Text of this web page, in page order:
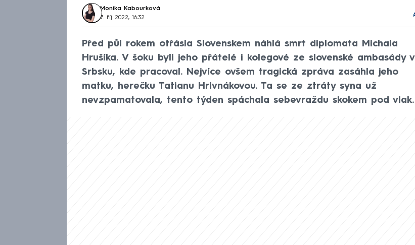
Monika Kabourková
7. říj 2022, 16:32
Před půl rokem otřásla Slovenskem náhlá smrt diplomata Michala
Hrušíka. V šoku byli jeho přátelé i kolegové ze slovenské ambasády v
Srbsku, kde pracoval. Nejvíce ovšem tragická zpráva zasáhla jeho
matku, herečku Tatianu Hrivnákovou. Ta se ze ztráty syna už
nevzpamatovala, tento týden spáchala sebevraždu skokem pod vlak.